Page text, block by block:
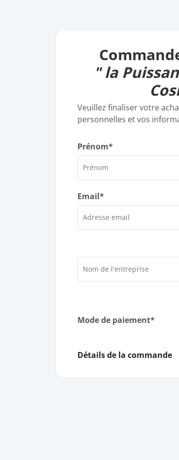
" la
Veuillez finaliser votre
personnelles et vos
Prénom*
Email*
Mode de paiement*
Détails de la commande